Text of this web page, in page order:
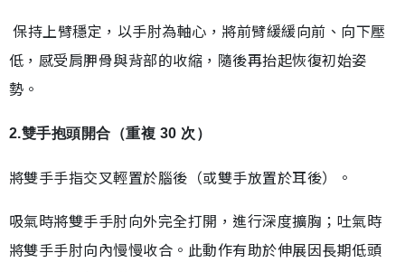
保持上臂穩定，以手肘為軸心，將前臂緩緩向前、向下壓
低，感受肩胛骨與背部的收縮，隨後再抬起恢復初始姿
勢。
2.雙手抱頭開合（重複 30 次）
將雙手手指交叉輕置於腦後（或雙手放置於耳後）。
吸氣時將雙手手肘向外完全打開，進行深度擴胸；吐氣時
將雙手手肘向內慢慢收合。此動作有助於伸展因長期低頭